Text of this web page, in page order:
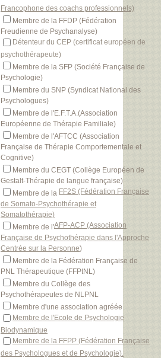
Francophone des coachs professionnels)
Membre de la FFDP (Fédération
Freudienne de Psychanalyse)
Détenteur du CEP (certificat européen de
psychothérapeute)
Membre de la SFP (Société Française de
Psychologie)
Membre du SNP (Syndicat National des
Psychologues)
Membre de l'E.F.T.A.(Association
Européenne de Thérapie Familiale)
Membre de l'AFTCC (Association
Française de Thérapie Comportementale et
Cognitive)
Membre du CEGT (Collège Européen de
Gestalt-Thérapie de langue française)
Membre de la FF2S (Fédération Française
de Somato-Psychothérapie et
Somatothérapie)
Membre de l'AFP-ACP (Association
Française de Psychothérapie dans l'Approche
Centrée sur la Personne)
Membre de la Fédération Française de
PNL Thérapeutique (FFPtNL)
Membre du Collège des
Psychothérapeutes de NLPNL
Membre d'une association agréée
Membre de l'Ecole de Psychologie
Biodynamique
Membre de la FFPP (Fédération Française
des Psychologues et de Psychologie).